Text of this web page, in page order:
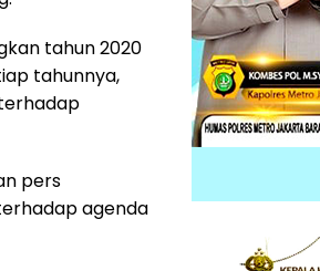
tahun 2020
tahunnya,
pers
agenda